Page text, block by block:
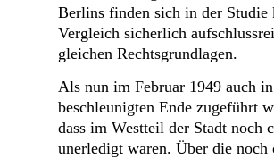
Berlins finden sich in der
Vergleich sicherlich
gleichen Rechtsgrundlagen.
Als nun im Februar 1949 auch
beschleunigten Ende zugeführt
dass im Westteil der Stadt noch
unerledigt waren. Über die